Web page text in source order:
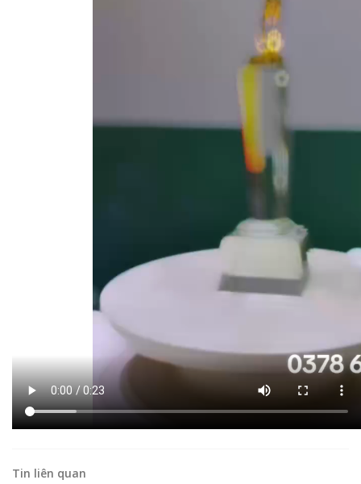
Tin liên quan